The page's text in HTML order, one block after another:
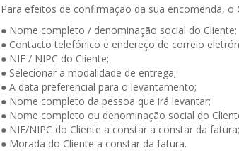
Para efeitos de confirmação da sua encomenda,
● Nome completo / denominação social do Cliente;
● Contacto telefónico e endereço de correio
● NIF / NIPC do Cliente;
● Selecionar a modalidade de entrega;
● A data preferencial para o levantamento;
● Nome completo da pessoa que irá levantar;
● Nome completo ou denominação social do
● NIF/NIPC do Cliente a constar a constar da fatura;
● Morada do Cliente a constar da fatura.